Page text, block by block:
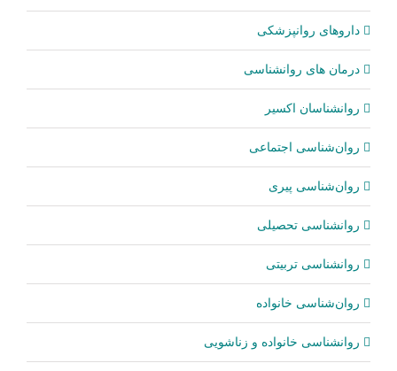
داروهای روانپزشکی
درمان های روانشناسی
روانشناسان اکسیر
روان‌شناسی اجتماعی
روان‌شناسی پیری
روانشناسی تحصیلی
روانشناسی تربیتی
روان‌شناسی خانواده
روانشناسی خانواده و زناشویی